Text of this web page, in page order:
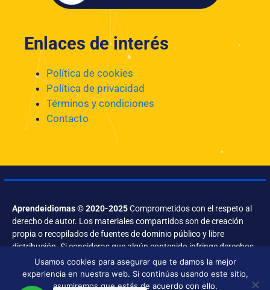
Enlaces de interés
Política de cookies
Política de privacidad
Términos y condiciones
Contacto
Aprendeidiomas © 2020-2025Comprometidos con el respeto al
derecho de autor. Los materiales compartidos son de creación
propia o recopilados de fuentes de dominio público y libre
distribución. Si consideras que algún contenido infringe derechos,
contáctanos.
Usamos cookies para asegurar que te damos la mejor
experiencia en nuestra web. Si continúas usando este sitio,
asumiremos que estás de acuerdo con ello.